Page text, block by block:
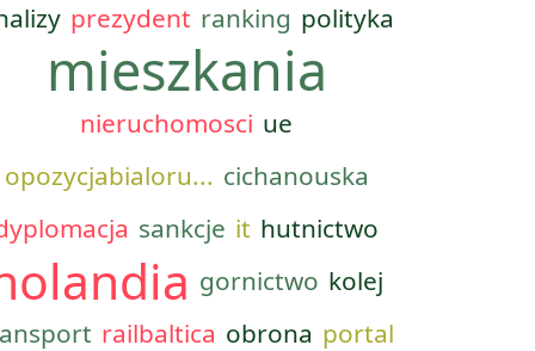
prezydent ranking polityka
mieszkania
nieruchomosci ue
opozycjabialoru... cichanouska
sankcje it hutnictwo
gornictwo kolej
railbaltica obrona portal